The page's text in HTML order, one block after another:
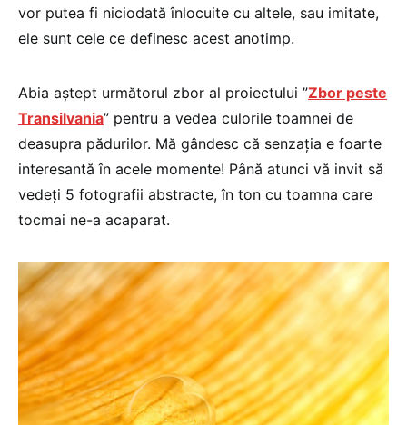
vor putea fi niciodată înlocuite cu altele, sau imitate,
ele sunt cele ce definesc acest anotimp.
Abia aștept următorul zbor al proiectului ”Zbor peste
Transilvania” pentru a vedea culorile toamnei de
deasupra pădurilor. Mă gândesc că senzația e foarte
interesantă în acele momente! Până atunci vă invit să
vedeți 5 fotografii abstracte, în ton cu toamna care
tocmai ne-a acaparat.